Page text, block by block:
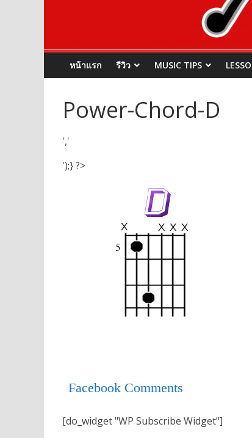
หน้าแรก รีวิว MUSIC TIPS
Power-Chord-D
','
');} ?>
Facebook Comments
[do_widget "WP Subscribe Widget"]